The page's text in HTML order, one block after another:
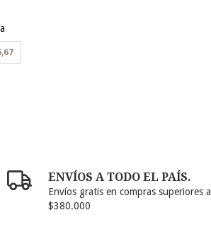
ENVÍOS A TODO EL PAÍS.
Envíos gratis en compras superiores a
$380.000